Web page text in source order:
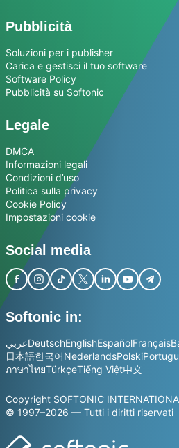
Pubblicità
Soluzioni per i publisher
Carica e gestisci il tuo software
Software Policy
Pubblicità su Softonic
Legale
DMCA
Informazioni legali
Condizioni d’uso
Politica sulla privacy
Cookie Policy
Impostazioni cookie
Social media
Softonic in:
عربيDeutschEnglishEspañolFrançais
日本語한국어NederlandsPolski
ภาษาไทยTürkçeTiếng Việt中文
Copyright SOFTONIC
© 1997–2026 — Tutti i diritti riservati